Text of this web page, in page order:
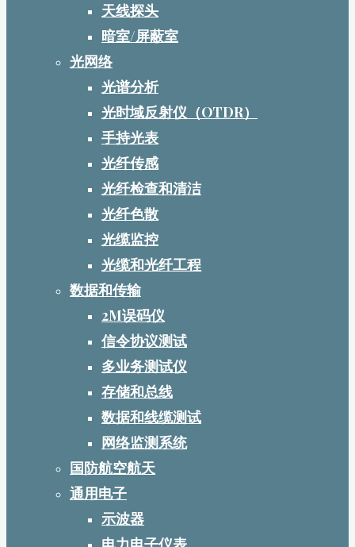
天线探头
暗室/屏蔽室
光网络
光谱分析
光时域反射仪（OTDR）
手持光表
光纤传感
光纤检查和清洁
光纤色散
光缆监控
光缆和光纤工程
数据和传输
2M误码仪
信令协议测试
多业务测试仪
存储和总线
数据和线缆测试
网络监测系统
国防航空航天
通用电子
示波器